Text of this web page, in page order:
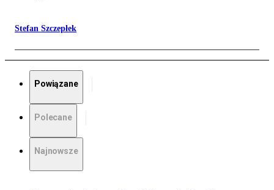
Stefan Szczepłek
Powiązane
Polecane
Najnowsze